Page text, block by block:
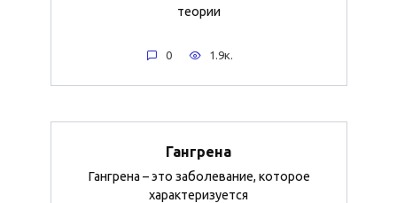
теории
0 1.9к.
Гангрена
Гангрена – это заболевание, которое
характеризуется